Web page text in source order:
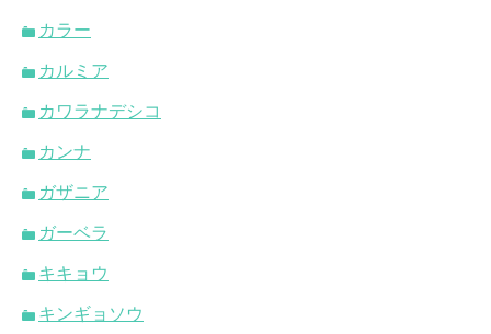
カラー
カルミア
カワラナデシコ
カンナ
ガザニア
ガーベラ
キキョウ
キンギョソウ